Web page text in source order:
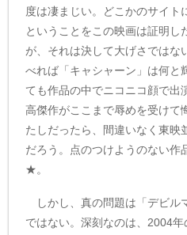
度は凄まじい。どこかのサイト
ということをこの映画は証明し
が、それは決して大げさではな
べれば「キャシャーン」は何と
ても作品の中でニコニコ顔で出
高傑作がここまで辱めを受けて
たしだったら、間違いなく東映
だろう。点のつけようのない作
★。
しかし、真の問題は「デビル
ではない。深刻なのは、2004